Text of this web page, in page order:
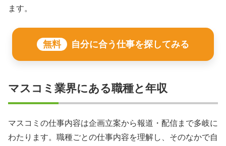
ます。
無料 自分に合う仕事を探してみる
マスコミ業界にある職種と年収
マスコミの仕事内容は企画立案から報道・配信まで多岐に
わたります。職種ごとの仕事内容を理解し、そのなかで自